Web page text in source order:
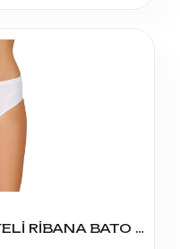
2064 BERRAK KADIN BİYELİ RİBANA BATO KÜLOT M BEDEN